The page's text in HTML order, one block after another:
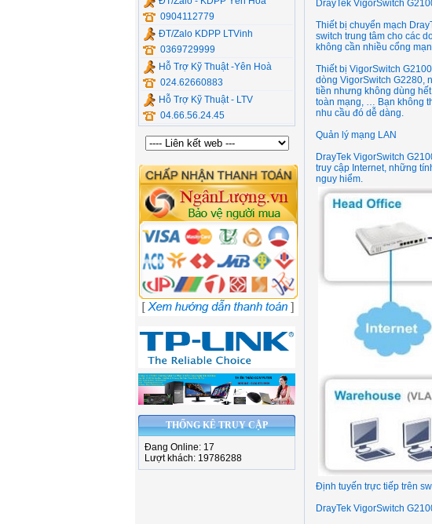
0904112779
ĐT/Zalo KDPP LTVinh
0369729999
Hỗ Trợ Kỹ Thuật -Yên Hoà
024.62660883
Hỗ Trợ Kỹ Thuật - LTV
04.66.56.24.45
THỐNG KÊ TRUY CẬP
Đang Online: 17
Lượt khách: 19786288
DrayTek VigorSwitch
Thiết bị chuyển mạch
switch trung tâm cho các
không cần nhiều cổng
Thiết bị VigorSwitch
dòng VigorSwitch G2280,
tiền nhưng không dùng
toàn mạng, … Bạn không
nhu cầu đó dễ dàng.
Quản lý mạng LAN
DrayTek VigorSwitch
truy cập Internet, những
nguy hiểm.
Định tuyến trực tiếp trên
DrayTek VigorSwitch